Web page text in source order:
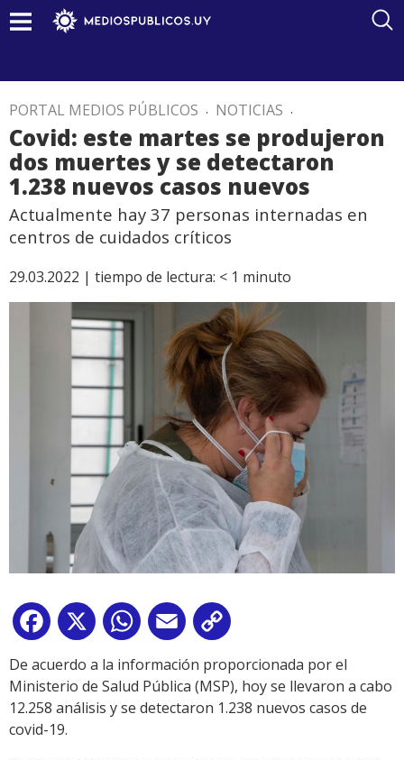
PORTAL MEDIOS PÚBLICOS . NOTICIAS .
Covid: este martes se produjeron
dos muertes y se detectaron
1.238 nuevos casos nuevos
Actualmente hay 37 personas internadas en
centros de cuidados críticos
29.03.2022 | tiempo de lectura: < 1 minuto
Facebook
X WhatsApp
Email
Link
De acuerdo a la información proporcionada por el
Ministerio de Salud Pública (MSP), hoy se llevaron a cabo
12.258 análisis y se detectaron 1.238 nuevos casos de
covid-19.